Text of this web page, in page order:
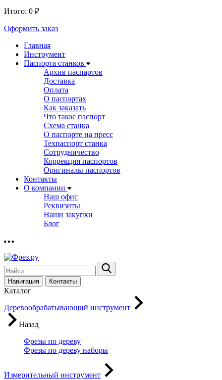
Итого: 0 ₽
Оформить заказ
Главная
Инструмент
Паспорта станков
Архив паспартов
Доставка
Оплата
О паспортах
Как заказать
Что такое паспорт
Схема станка
О паспорте на пресс
Техпаспорт станка
Сотрудничество
Коррекция паспортов
Оригиналы паспортов
Контакты
О компании
Наш офис
Реквизиты
Наши закупки
Блог
Навигация Контакты
Каталог
Деревообрабатывающий инструмент
Назад
Фрезы по дереву
Фрезы по дереву наборы
Измерительный инструмент